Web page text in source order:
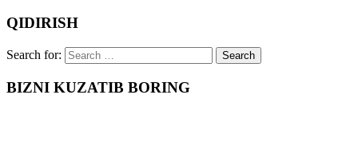
QIDIRISH
Search for:
BIZNI KUZATIB BORING